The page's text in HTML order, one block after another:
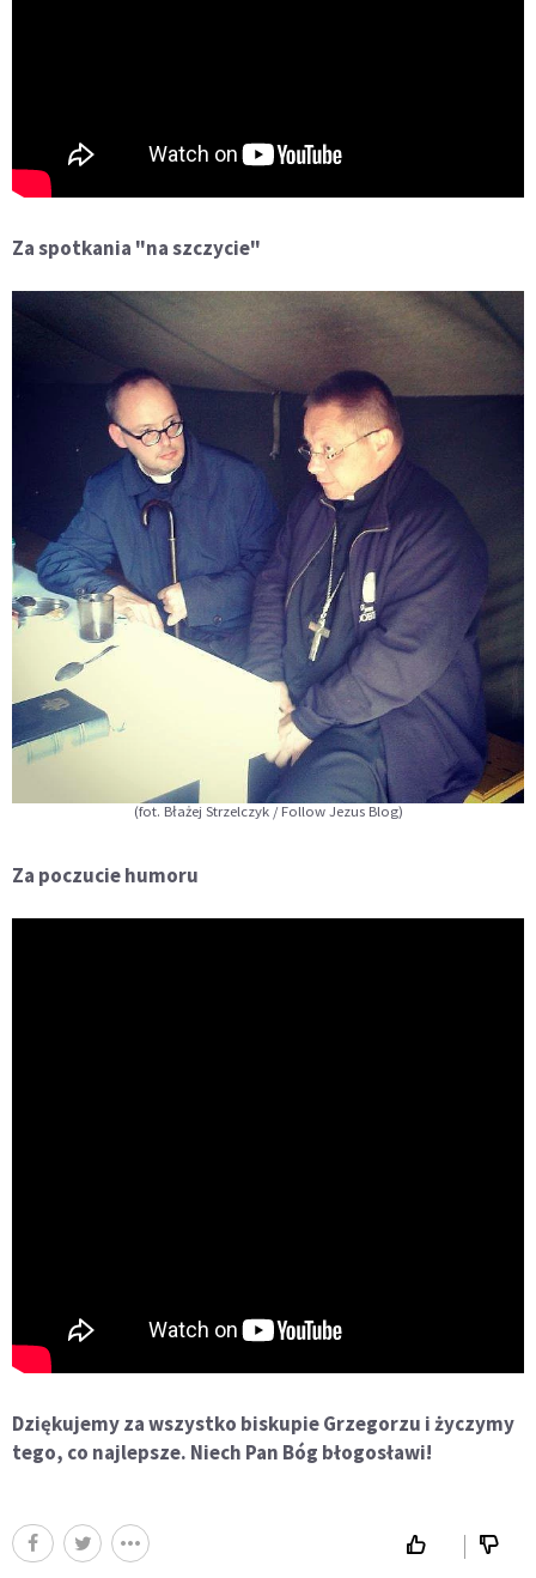
Za spotkania "na szczycie"
(fot. Błażej Strzelczyk / Follow Jezus Blog)
Za poczucie humoru
Dziękujemy za wszystko biskupie Grzegorzu i życzymy
tego, co najlepsze. Niech Pan Bóg błogosławi!